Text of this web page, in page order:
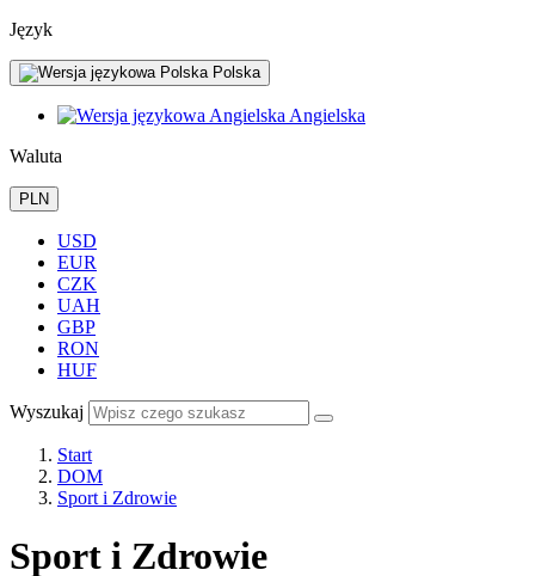
Język
Polska
Angielska
Waluta
PLN
USD
EUR
CZK
UAH
GBP
RON
HUF
Wyszukaj
Start
DOM
Sport i Zdrowie
Sport i Zdrowie